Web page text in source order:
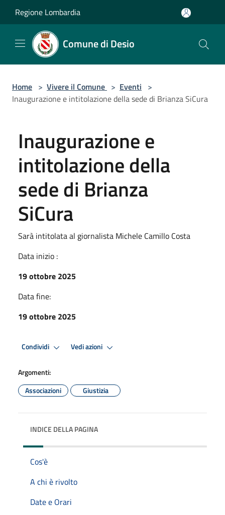
Regione Lombardia
Comune di Desio
Home > Vivere il Comune > Eventi >
Inaugurazione e intitolazione della sede di Brianza SiCura
Inaugurazione e
intitolazione della
sede di Brianza
SiCura
Sarà intitolata al giornalista Michele Camillo Costa
Data inizio :
19 ottobre 2025
Data fine:
19 ottobre 2025
Condividi Vedi azioni
Argomenti:
Associazioni
Giustizia
INDICE DELLA PAGINA
Cos'è
A chi è rivolto
Date e Orari